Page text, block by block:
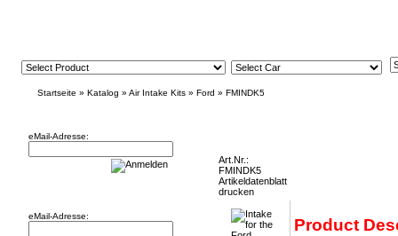
Startseite » Katalog » Air Intake Kits » Ford » FMINDK5
eMail-Adresse:
eMail-Adresse:
Art.Nr.:
FMINDK5
Artikeldatenblatt
drucken
Product